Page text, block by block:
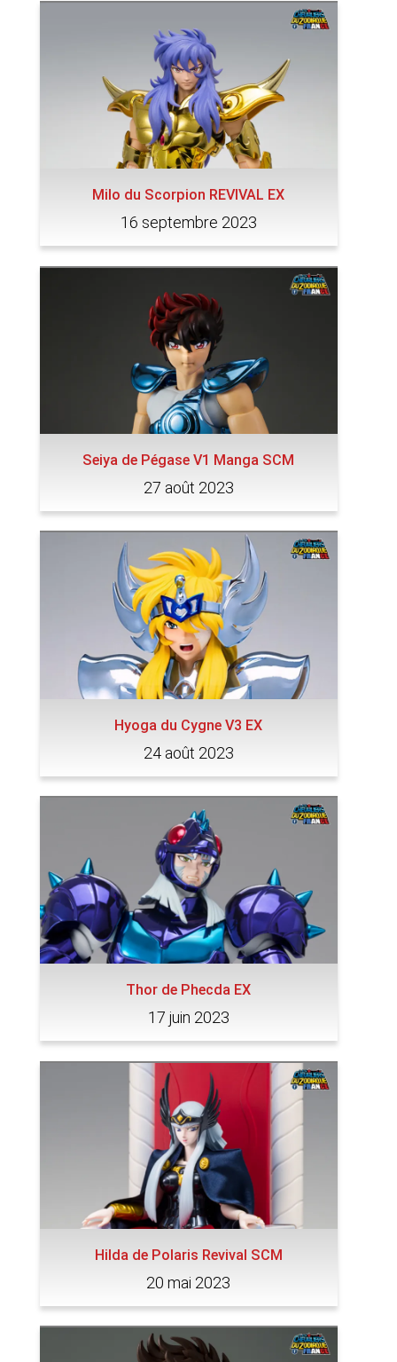
Milo du Scorpion REVIVAL EX
16 septembre 2023
Seiya de Pégase V1 Manga SCM
27 août 2023
Hyoga du Cygne V3 EX
24 août 2023
Thor de Phecda EX
17 juin 2023
Hilda de Polaris Revival SCM
20 mai 2023